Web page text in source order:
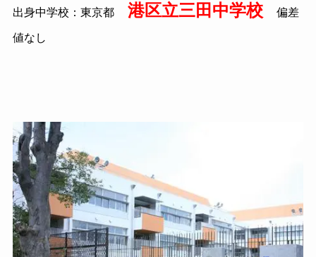
出身中学校：東京都 港区立三田中学校 偏差
値なし